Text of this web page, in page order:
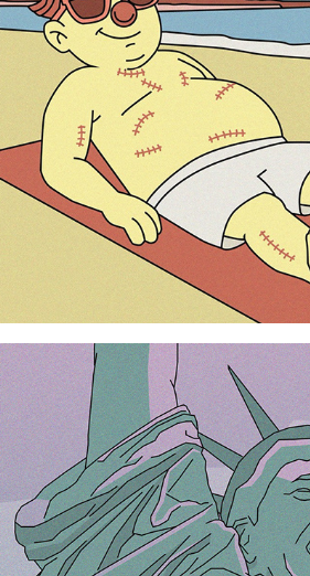
The Trump Statue of Liberty.